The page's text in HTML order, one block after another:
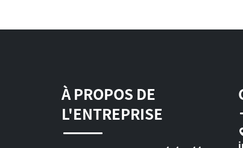
À PROPOS DE
L'ENTREPRISE